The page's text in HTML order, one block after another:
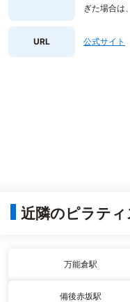
ぎた場合は
URL 公式サイト
近隣のピラテ
万能倉駅
備後赤坂駅